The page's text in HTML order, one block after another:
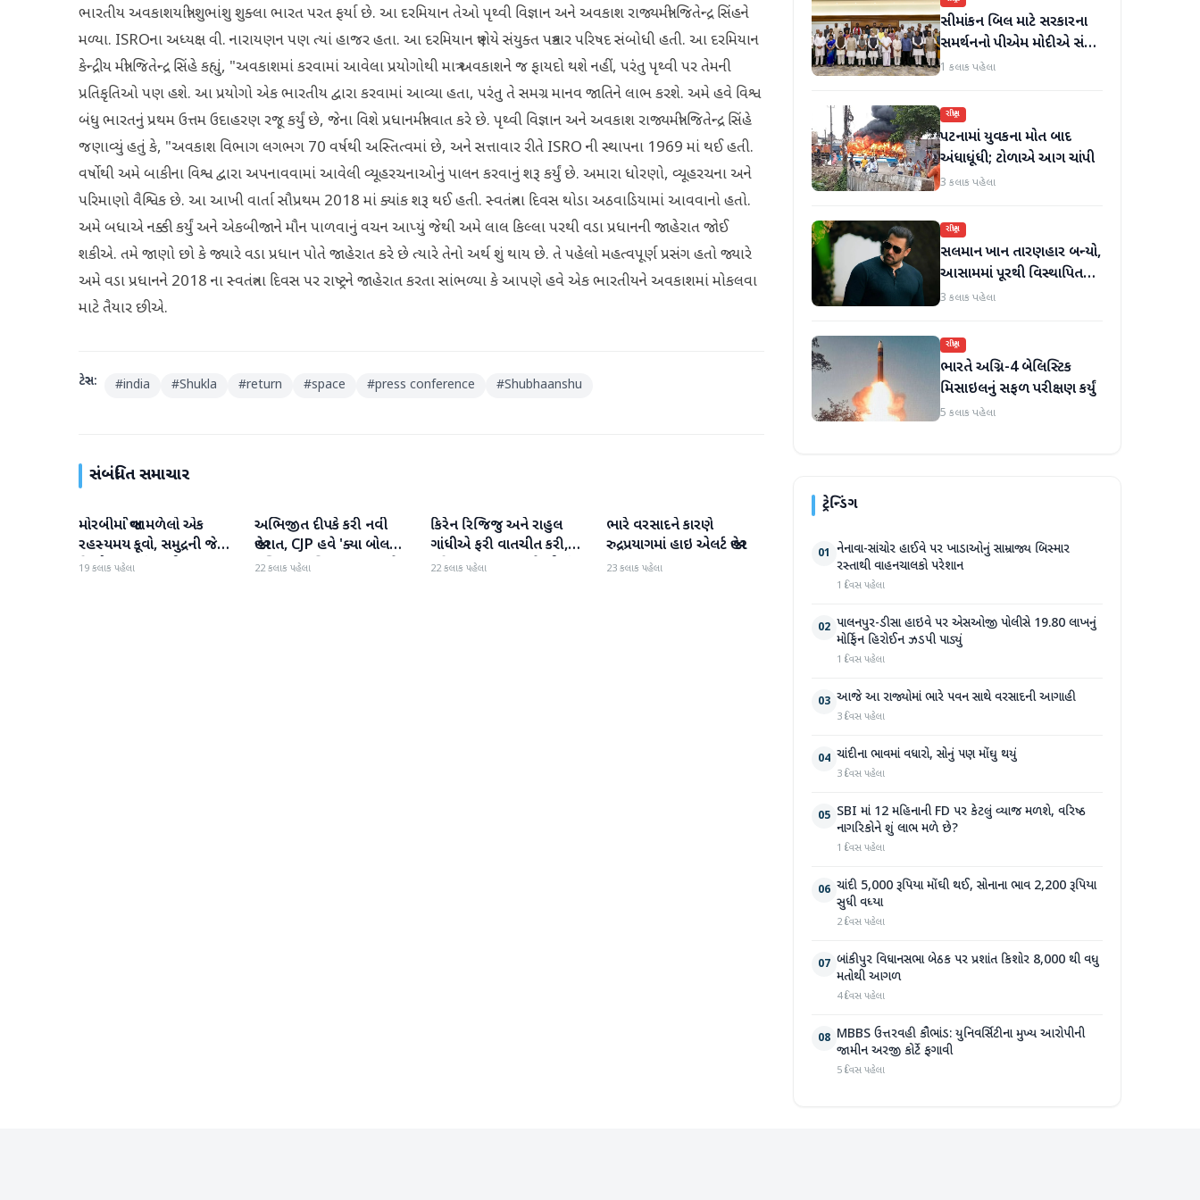
ભારતીય અવકાશયાત્રી શુભાંશુ શુક્લા ભારત પરત ફર્યા છે. આ દરમિયાન તેઓ પૃથ્વી વિજ્ઞાન અને અવકાશ રાજ્યમંત્રી જિતેન્દ્ર સિંહને
મળ્યા. ISROના અધ્યક્ષ વી. નારાયણન પણ ત્યાં હાજર હતા. આ દરમિયાન ત્રણેયે સંયુક્ત પત્રકાર પરિષદ સંબોધી હતી. આ દરમિયાન
કેન્દ્રીય મંત્રી જિતેન્દ્ર સિંહે કહ્યું, "અવકાશમાં કરવામાં આવેલા પ્રયોગોથી માત્ર અવકાશને જ ફાયદો થશે નહીં, પરંતુ પૃથ્વી પર તેમની
પ્રતિકૃતિઓ પણ હશે. આ પ્રયોગો એક ભારતીય દ્વારા કરવામાં આવ્યા હતા, પરંતુ તે સમગ્ર માનવ જાતિને લાભ કરશે. અમે હવે વિશ્વ
બંધુ ભારતનું પ્રથમ ઉત્તમ ઉદાહરણ રજૂ કર્યું છે, જેના વિશે પ્રધાનમંત્રી વાત કરે છે. પૃથ્વી વિજ્ઞાન અને અવકાશ રાજ્યમંત્રી જિતેન્દ્ર સિંહે
જણાવ્યું હતું કે, "અવકાશ વિભાગ લગભગ 70 વર્ષથી અસ્તિત્વમાં છે, અને સત્તાવાર રીતે ISRO ની સ્થાપના 1969 માં થઈ હતી.
વર્ષોથી અમે બાકીના વિશ્વ દ્વારા અપનાવવામાં આવેલી વ્યૂહરચનાઓનું પાલન કરવાનું શરૂ કર્યું છે. અમારા ધોરણો, વ્યૂહરચના અને
પરિમાણો વૈશ્વિક છે. આ આખી વાર્તા સૌપ્રથમ 2018 માં ક્યાંક શરૂ થઈ હતી. સ્વતંત્રતા દિવસ થોડા અઠવાડિયામાં આવવાનો હતો.
અમે બધાએ નક્કી કર્યું અને એકબીજાને મૌન પાળવાનું વચન આપ્યું જેથી અમે લાલ કિલ્લા પરથી વડા પ્રધાનની જાહેરાત જોઈ
શકીએ. તમે જાણો છો કે જ્યારે વડા પ્રધાન પોતે જાહેરાત કરે છે ત્યારે તેનો અર્થ શું થાય છે. તે પહેલો મહત્વપૂર્ણ પ્રસંગ હતો જ્યારે
અમે વડા પ્રધાનને 2018 ના સ્વતંત્રતા દિવસ પર રાષ્ટ્રને જાહેરાત કરતા સાંભળ્યા કે આપણે હવે એક ભારતીયને અવકાશમાં મોકલવા
માટે તૈયાર છીએ.
ટેગ્સ: #india #Shukla #return #space #press conference #Shubhaanshu
સંબંધિત સમાચાર
રાષ્ટ્રીય
મોરબીમાં જોવા મળેલો એક
રહસ્યમય કૂવો, સમુદ્રની જેમ
હિલોળા ખાતું પાણી
19 કલાક પહેલા
રાષ્ટ્રીય
અભિજીત દીપકે કરી નવી
જાહેરાત, CJP હવે 'ક્યા બોલતી
પબ્લિક' અભિયાન શરૂ કરશે
22 કલાક પહેલા
રાષ્ટ્રીય
કિરેન રિજિજુ અને રાહુલ
ગાંધીએ ફરી વાતચીત કરી,
મહિલા અનામત અને સીમાંકન
22 કલાક પહેલા
રાષ્ટ્રીય
ભારે વરસાદને કારણે
રુદ્રપ્રયાગમાં હાઇ એલર્ટ જાહેર
23 કલાક પહેલા
સીમાંકન બિલ માટે સરકારના
સમર્થનનો પીએમ મોદીએ સંકેત
આપ્યો; ઓગસ્ટમાં ખાસ સત્ર
1 કલાક પહેલા
રાષ્ટ્રીય
પટનામાં યુવકના મોત બાદ
અંધાધૂંધી; ટોળાએ આગ ચાંપી
3 કલાક પહેલા
રાષ્ટ્રીય
સલમાન ખાન તારણહાર બન્યો,
આસામમાં પૂરથી વિસ્થાપિત
થયેલા પરિવારોને 500 નવા ઘર
3 કલાક પહેલા
રાષ્ટ્રીય
ભારતે અગ્નિ-4 બેલિસ્ટિક
મિસાઇલનું સફળ પરીક્ષણ કર્યું
5 કલાક પહેલા
ટ્રેન્ડિંગ
01 નેનાવા-સાંચોર હાઈવે પર ખાડાઓનું સામ્રાજ્ય બિસ્માર
રસ્તાથી વાહનચાલકો પરેશાન
1 દિવસ પહેલા
02 પાલનપુર-ડીસા હાઇવે પર એસઓજી પોલીસે 19.80 લાખનું
મોર્ફિન હિરોઈન ઝડપી પાડ્યું
1 દિવસ પહેલા
03 આજે આ રાજ્યોમાં ભારે પવન સાથે વરસાદની આગાહી
3 દિવસ પહેલા
04 ચાંદીના ભાવમાં વધારો, સોનું પણ મોંઘુ થયું
3 દિવસ પહેલા
05 SBI માં 12 મહિનાની FD પર કેટલું વ્યાજ મળશે, વરિષ્ઠ
નાગરિકોને શું લાભ મળે છે?
1 દિવસ પહેલા
06 ચાંદી 5,000 રૂપિયા મોંઘી થઈ, સોનાના ભાવ 2,200 રૂપિયા
સુધી વધ્યા
2 દિવસ પહેલા
07 બાંકીપુર વિધાનસભા બેઠક પર પ્રશાંત કિશોર 8,000 થી વધુ
મતોથી આગળ
4 દિવસ પહેલા
08 MBBS ઉત્તરવહી કૌભાંડ: યુનિવર્સિટીના મુખ્ય આરોપીની
જામીન અરજી કોર્ટે ફગાવી
5 દિવસ પહેલા